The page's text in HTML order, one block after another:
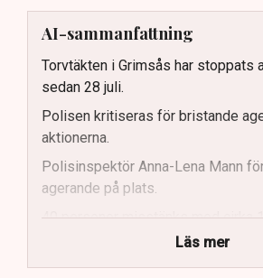
AI-sammanfattning
Torvtäkten i Grimsås har stoppats
sedan 28 juli.
Polisen kritiseras för bristande
aktionerna.
Polisinspektör Anna-Lena Mann
agerande på plats.
40 personer misstänks med cirka
brottsmisstankar kopplade.
Polisen använder drönare och
Läs mer